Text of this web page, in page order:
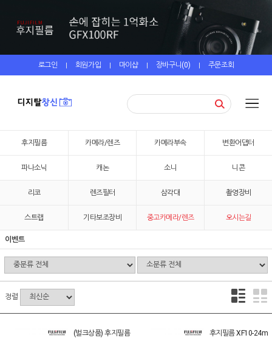
로그인 | 회원가입 | 마이샵 | 장바구니(0) | 주문조회
후지필름 카메라/렌즈 카메라부속 변환어댑터
파나소닉 캐논 소니 니콘
리코 렌즈필터 삼각대 촬영장비
스트랩 기타보조장비 중고카메라/렌즈 오시는길
이벤트
정렬
(벌크상품) 후지필름
후지필름 XF10-24m